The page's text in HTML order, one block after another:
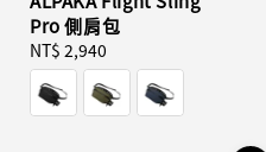
Pro 側肩包
Regular
price
NT$ 2,940